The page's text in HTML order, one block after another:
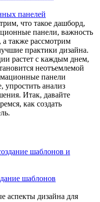
панелей
что такое дашборд,
панели, важность
также рассмотрим
практики дизайна.
растет с каждым днем,
неотъемлемой
панели
упростить анализ
Итак, давайте
как создать
шаблонов
аспекты дизайна для